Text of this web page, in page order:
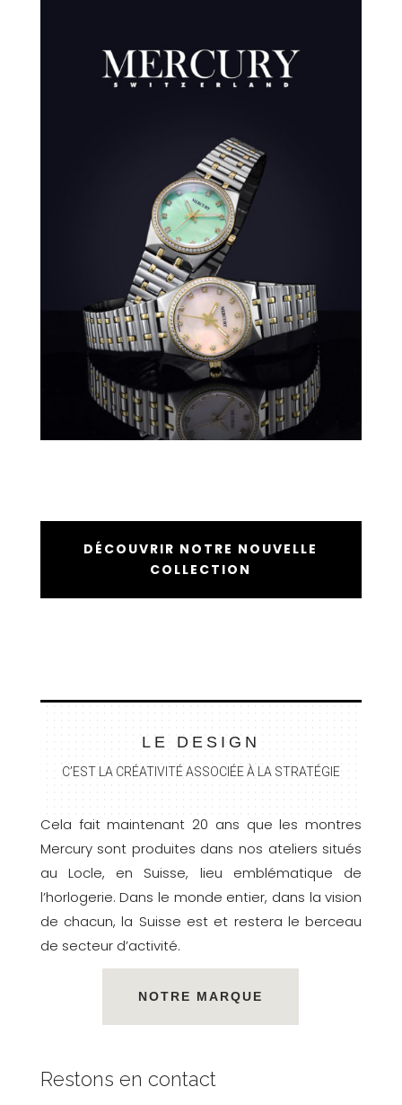
DÉCOUVRIR NOTRE NOUVELLE
COLLECTION
LE DESIGN
C’EST LA CRÉATIVITÉ ASSOCIÉE À LA STRATÉGIE
Cela fait maintenant 20 ans que les montres
Mercury sont produites dans nos ateliers situés
au Locle, en Suisse, lieu emblématique de
l’horlogerie. Dans le monde entier, dans la vision
de chacun, la Suisse est et restera le berceau
de secteur d’activité.
NOTRE MARQUE
Restons en contact